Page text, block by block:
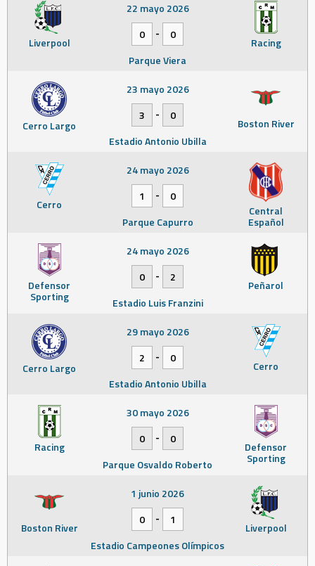
Liverpool Racing
22 mayo 2026
0
-
0
Parque Viera
Cerro Largo Boston River
23 mayo 2026
3
-
0
Estadio Antonio Ubilla
Cerro Central
Español
24 mayo 2026
1
-
0
Parque Capurro
Defensor
Sporting
Peñarol
24 mayo 2026
0
-
2
Estadio Luis Franzini
Cerro Largo Cerro
29 mayo 2026
2
-
0
Estadio Antonio Ubilla
Racing Defensor
Sporting
30 mayo 2026
0
-
0
Parque Osvaldo Roberto
Boston River Liverpool
1 junio 2026
0
-
1
Estadio Campeones Olímpicos